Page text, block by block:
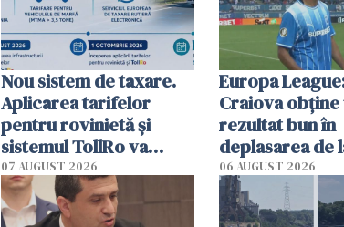
Nou sistem de taxare.
Aplicarea tarifelor
pentru rovinietă şi
sistemul TollRo va
începe la 1 octombrie
07 AUGUST 2026
Europa
Craiova obține
rezultat bun în
deplasarea de
06 AUGUST 2026